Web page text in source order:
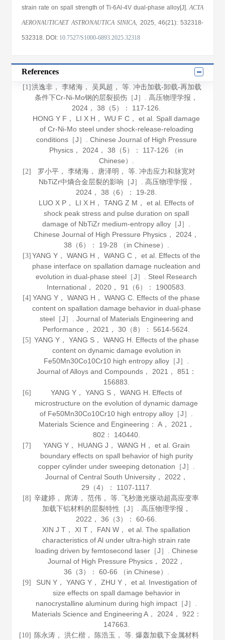
strain rate on spall strength of Ti-6Al-4V dual-phase alloy[J].ACTA
AERONAUTICAET ASTRONAUTICA SINICA, 2025, 46(21): 532318-
532318. DOI: 10.7527/S1000-6893.2025.32318
References
[1] 洪逸非， 李绪海， 吴凤超， 等. 冲击加载-卸载-再加载
条件下Cr-Ni-Mo钢的层裂损伤［J］.高压物理学报 ，
2024 ，38 （5）： 117-126.
HONG Y F， LI X H， WU F C， et al. Spall damage
of Cr-Ni-Mo steel under shock-release-reloading
conditions［J］. Chinese Journal of High Pressure
Physics ， 2024 ，38 （5）： 117-126 （in
Chinese）.
[2]
罗小平， 李绪海， 唐泽明， 等. 冲击应力和脉宽对
NbTiZr中熵合金层裂的影响［J］. 高压物理学报 ，
2024 ，38 （6）： 19-28.
LUO X P， LI X H， TANG Z M， et al. Effects of
shock peak stress and pulse duration on spall
damage of NbTiZr medium-entropy alloy［J］.
Chinese Journal of High Pressure Physics ， 2024 ，
38 （6）： 19-28 （in Chinese）.
[3] YANG Y， WANG H， WANG C， et al. Effects of the
phase interface on spallation damage nucleation and
evolution in dual-phase steel［J］. Steel Research
International ， 2020 ，91 （6）： 1900583.
[4] YANG Y， WANG H， WANG C. Effects of the phase
content on spallation damage behavior in dual-phase
steel［J］. Journal of Materials Engineering and
Performance ， 2021 ，30 （8）： 5614-5624.
[5] YANG Y， YANG S， WANG H. Effects of the phase
content on dynamic damage evolution in
Fe50Mn30Co10Cr10 high entropy alloy［J］.
Journal of Alloys and Compounds， 2021 ， 851 ：
156883.
[6]
YANG Y， YANG S， WANG H. Effects of
microstructure on the evolution of dynamic damage
of Fe50Mn30Co10Cr10 high entropy alloy［J］.
Materials Science and Engineering： A， 2021 ，
802 ： 140440.
[7]
YANG Y， HUANG J， WANG H， et al. Grain
boundary effects on spall behavior of high purity
copper cylinder under sweeping detonation［J］.
Journal of Central South University， 2022 ，
29 （4）： 1107-1117.
[8] 辛建婷， 席涛， 范伟， 等. 飞秒激光驱动超高应变率
加载下铝材料的层裂特性［J］.高压物理学报 ，
2022 ，36 （3）： 60-66.
XIN J T， XI T， FAN W， et al. The spallation
characteristics of Al under ultra-high strain rate
loading driven by femtosecond laser［J］. Chinese
Journal of High Pressure Physics ， 2022 ，
36 （3）： 60-66 （in Chinese）.
[9]
SUN Y， YANG Y， ZHU Y， et al. Investigation of
size effects on spall damage behavior in
nanocrystalline aluminum during high impact［J］.
Materials Science and Engineering A， 2024， 922 ：
147663.
[10] 陈永涛， 洪仁楷， 陈浩玉， 等. 爆轰加载下金属材料